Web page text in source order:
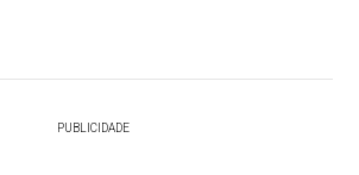
PUBLICIDADE